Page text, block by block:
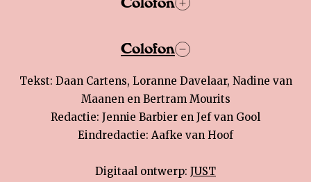
Colofon
Tekst: Daan Cartens, Loranne Davelaar, Nadine van
Maanen en Bertram Mourits
Redactie: Jennie Barbier en Jef van Gool
Eindredactie: Aafke van Hoof
Digitaal ontwerp: JUST